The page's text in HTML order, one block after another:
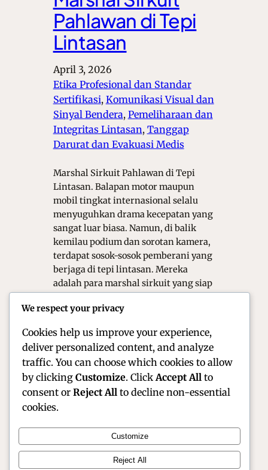
Pahlawan di Tepi
Lintasan
April 3, 2026
Etika Profesional dan Standar
Sertifikasi, Komunikasi Visual dan
Sinyal Bendera, Pemeliharaan dan
Integritas Lintasan, Tanggap
Darurat dan Evakuasi Medis
Marshal Sirkuit Pahlawan di Tepi
Lintasan. Balapan motor maupun
mobil tingkat internasional selalu
menyuguhkan drama kecepatan yang
sangat luar biasa. Namun, di balik
kemilau podium dan sorotan kamera,
terdapat sosok-sosok pemberani yang
berjaga di tepi lintasan. Mereka
adalah para marshal sirkuit yang siap
keselamatan pembalap. Tanpa
Official Site of Christian Montanari | Racer &
We respect your privacy
Cookies help us improve your experience,
deliver personalized content, and analyze
traffic. You can choose which cookies to allow
by clicking Customize. Click Accept All to
consent or Reject All to decline non-essential
cookies.
Customize
Reject All